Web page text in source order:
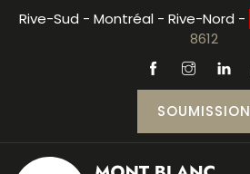
Rive-Sud - Montréal - Rive-Nord -
8612
SOUMISSION